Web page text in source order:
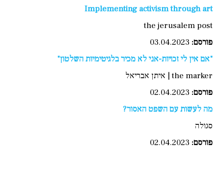
Implementing activism through art
the jerusalem post
פורסם:
"אם אין לי זכויות-אני לא מכיר בלגיטימיות השלטון"
the marker | איתן אבריאל
פורסם:
מה לעשות עם השפט האסור?
סגולה
פורסם: